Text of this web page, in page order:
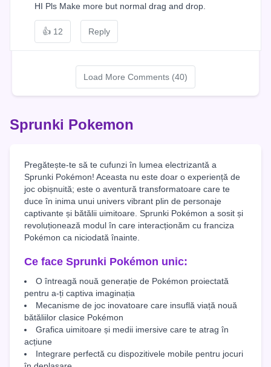
HI Pls Make more but normal drag and drop.
👍 12 Reply
Load More Comments (40)
Sprunki Pokemon
Pregătește-te să te cufunzi în lumea electrizantă a
Sprunki Pokémon! Aceasta nu este doar o experiență de
joc obișnuită; este o aventură transformatoare care te
duce în inima unui univers vibrant plin de personaje
captivante și bătălii uimitoare. Sprunki Pokémon a sosit și
revoluționează modul în care interacționăm cu franciza
Pokémon ca niciodată înainte.
Ce face Sprunki Pokémon unic:
O întreagă nouă generație de Pokémon proiectată
pentru a-ți captiva imaginația
Mecanisme de joc inovatoare care insuflă viață nouă
bătăliilor clasice Pokémon
Grafica uimitoare și medii imersive care te atrag în
acțiune
Integrare perfectă cu dispozitivele mobile pentru jocuri